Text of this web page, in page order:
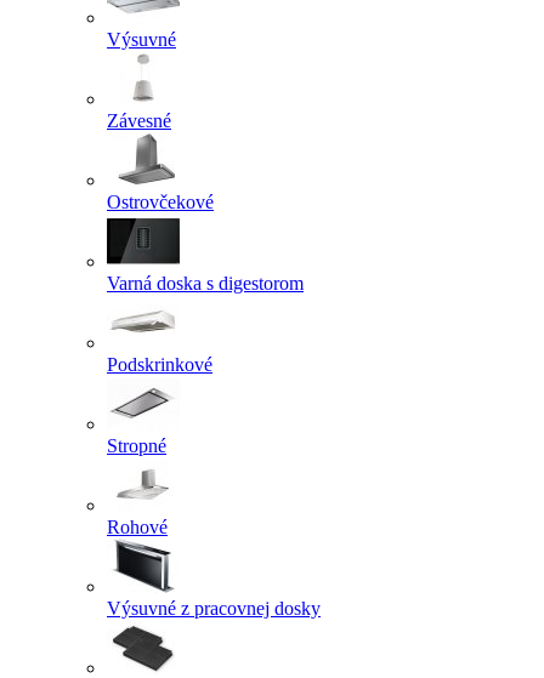
Výsuvné
Závesné
Ostrovčekové
Varná doska s digestorom
Podskrinkové
Stropné
Rohové
Výsuvné z pracovnej dosky